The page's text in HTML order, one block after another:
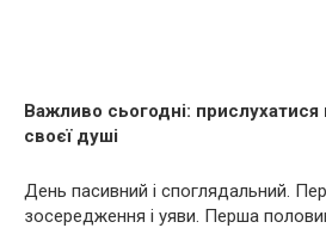
Важливо сьогодні: прислухатися
своєї душі
День пасивний і споглядальний.
зосередження і уяви. Перша